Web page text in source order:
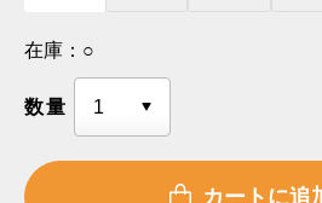
在庫： ○
数量